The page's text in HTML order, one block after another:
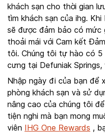
khách sạn cho thời gian
tìm khách sạn của ihg.
sẽ được đảm bảo có
thoải mái với Cam kết
tôi. Chúng tôi tự hào có 5
cưng tại Defuniak
Nhập ngày đi của bạn để
phòng khách sạn và sử
nâng cao của chúng tôi
tiện nghi mà bạn mong
viên IHG One Rewards ,